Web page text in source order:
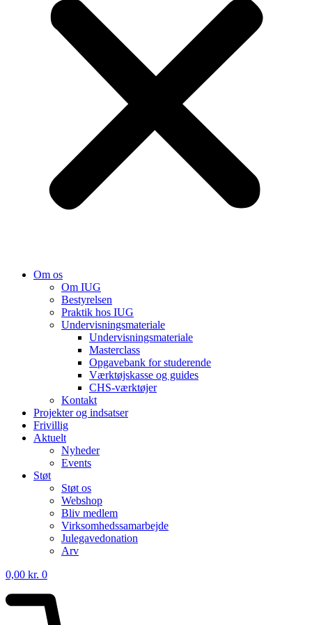
Om os
Om IUG
Bestyrelsen
Praktik hos IUG
Undervisningsmateriale
Undervisningsmateriale
Masterclass
Opgavebank for studerende
Værktøjskasse og guides
CHS-værktøjer
Kontakt
Projekter og indsatser
Frivillig
Aktuelt
Nyheder
Events
Støt
Støt os
Webshop
Bliv medlem
Virksomhedssamarbejde
Julegavedonation
Arv
0,00 kr. 0